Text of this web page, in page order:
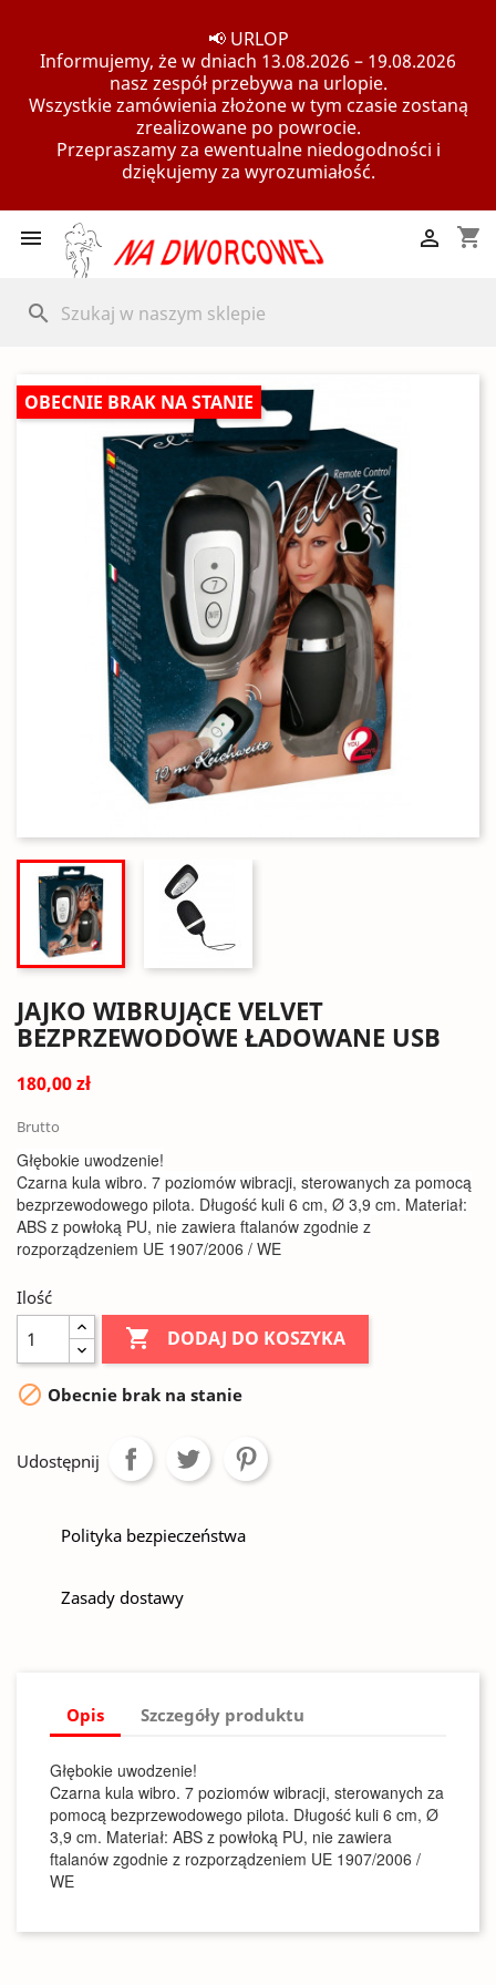
📢 URLOP
Informujemy, że w dniach 13.08.2026 – 19.08.2026
nasz zespół przebywa na urlopie.
Wszystkie zamówienia złożone w tym czasie zostaną
zrealizowane po powrocie.
Przepraszamy za ewentualne niedogodności i
dziękujemy za wyrozumiałość.
 shopping_cart

search
OBECNIE BRAK NA STANIE
JAJKO WIBRUJĄCE VELVET
BEZPRZEWODOWE ŁADOWANE USB
180,00 zł
Brutto
Głębokie uwodzenie!
Czarna kula wibro. 7 poziomów wibracji, sterowanych za pomocą
bezprzewodowego pilota. Długość kuli 6 cm, Ø 3,9 cm. Materiał:
ABS z powłoką PU, nie zawiera ftalanów zgodnie z
rozporządzeniem UE 1907/2006 / WE
Ilość
 DODAJ DO KOSZYKA
 Obecnie brak na stanie
Udostępnij
Polityka bezpieczeństwa
Zasady dostawy
Opis Szczegóły produktu
Głębokie uwodzenie!
Czarna kula wibro. 7 poziomów wibracji, sterowanych za
pomocą bezprzewodowego pilota. Długość kuli 6 cm, Ø
3,9 cm. Materiał: ABS z powłoką PU, nie zawiera
ftalanów zgodnie z rozporządzeniem UE 1907/2006 /
WE